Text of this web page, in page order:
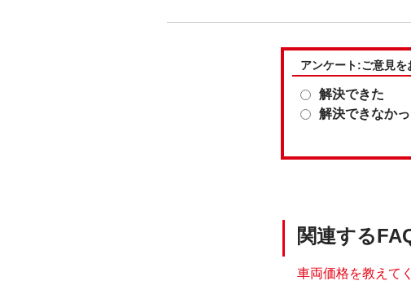
アンケート:ご意見を
解決できた
解決できなか
関連する
車両価格を教えて